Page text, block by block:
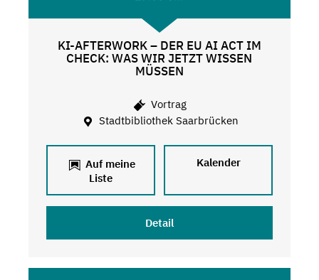
KI-AFTERWORK – DER EU AI ACT IM
CHECK: WAS WIR JETZT WISSEN
MÜSSEN
Vortrag
Stadtbibliothek Saarbrücken
Auf meine
Liste
Kalender
Detail